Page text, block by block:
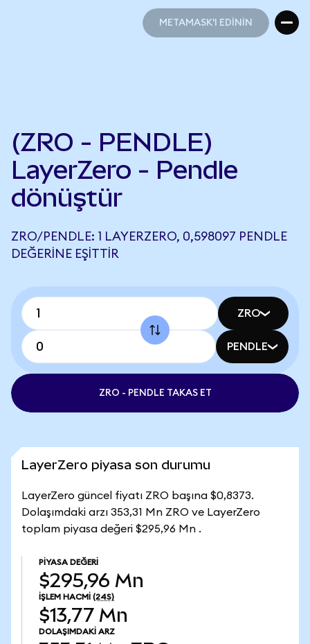
METAMASK'I EDİNİN
(ZRO - PENDLE)
LayerZero - Pendle
dönüştür
ZRO/PENDLE: 1 LAYERZERO, 0,598097 PENDLE
DEĞERINE EŞITTIR
ZRO
PENDLE
ZRO - PENDLE TAKAS ET
LayerZero piyasa son durumu
LayerZero güncel fiyatı ZRO başına $0,8373.
Dolaşımdaki arzı 353,31 Mn ZRO ve LayerZero
toplam piyasa değeri $295,96 Mn .
PIYASA DEĞERI
$295,96 Mn
İŞLEM HACMI (24S)
$13,77 Mn
DOLAŞIMDAKI ARZ